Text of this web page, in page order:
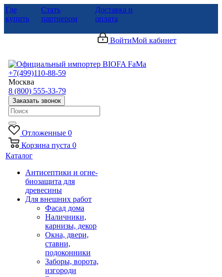
Где
купить
Стать
партнером
Доставка и
оплата
ВойтиМой кабинет
+7(499)110-88-59
Москва
8 (800) 555-33-79
Заказать звонок
Отложенные 0
Корзина пуста 0
Каталог
Антисептики и огне-
биозащита для
древесины
Для внешних работ
Фасад дома
Наличники,
карнизы, декор
Окна, двери,
ставни,
подоконники
Заборы, ворота,
изгороди